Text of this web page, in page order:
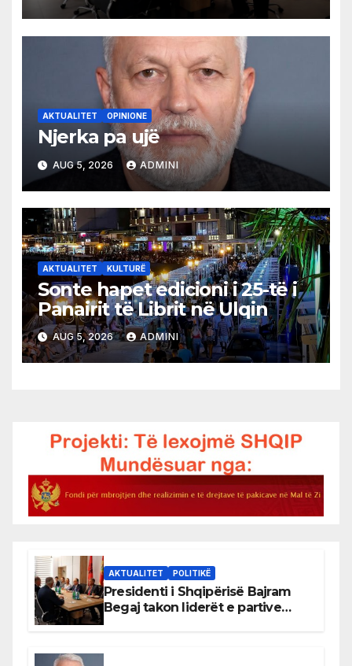
AKTUALITET OPINIONE
Njerka pa ujë
AUG 5, 2026 ADMINI
AKTUALITET KULTURË
Sonte hapet edicioni i 25-të i
Panairit të Librit në Ulqin
AUG 5, 2026 ADMINI
AKTUALITET POLITIKË
Presidenti i Shqipërisë Bajram
Begaj takon liderët e partive